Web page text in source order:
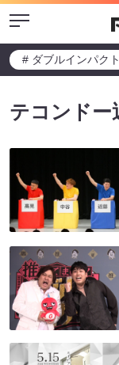
Menu
# ダブルインパク
テコンドー